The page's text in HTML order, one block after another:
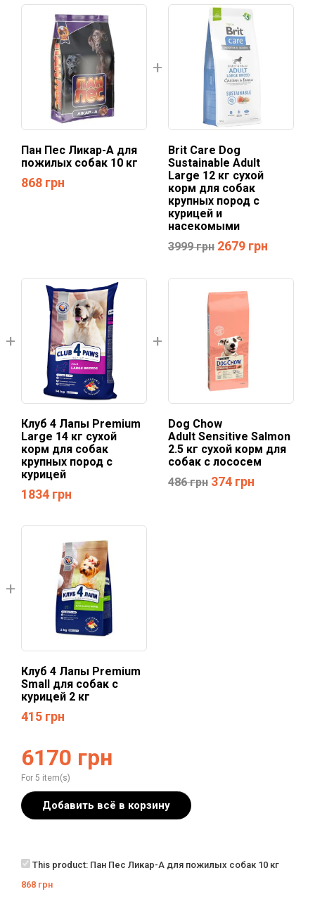
Пан Пес Ликар-А для
пожилых собак 10 кг
868 грн
Brit Care Dog
Sustainable Adult
Large 12 кг сухой
корм для собак
крупных пород с
курицей и
насекомыми
3999грн 2679 грн
Клуб 4 Лапы Premium
Large 14 кг сухой
корм для собак
крупных пород с
курицей
1834 грн
Dog Chow
Adult Sensitive Salmon
2.5 кг сухой корм для
собак с лососем
486грн 374 грн
Клуб 4 Лапы Premium
Small для собак с
курицей 2 кг
415 грн
6170 грн
For 5 item(s)
Добавить всё в корзину
This product: Пан Пес Ликар-А для пожилых собак 10 кг
868 грн